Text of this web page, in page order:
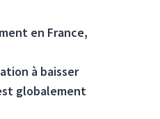
en France,
à baisser
globalement